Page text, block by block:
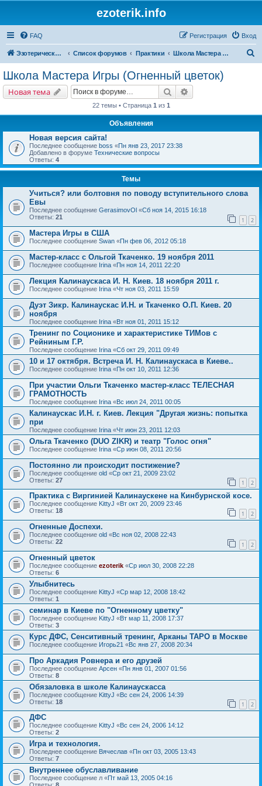
ezoterik.info
FAQ Вход
Регистрация
Эзотерический сайт Список форумов Практики Школа Мастера Игры (Огненный цветок)
Школа Мастера Игры (Огненный цветок)
Новая тема Поиск
22 темы • Страница 1 из 1
Объявления
Новая версия сайта!
Последнее сообщение boss «Пн янв 23, 2017 23:38
Добавлено в форуме Технические вопросы
Ответы: 4
Темы
Учиться? или болтовня по поводу вступительного слова
Евы
Последнее сообщение GerasimovOl «Сб ноя 14, 2015 16:18
Ответы: 21 1 2
Мастера Игры в США
Последнее сообщение Swan «Пн фев 06, 2012 05:18
Мастер-класс с Ольгой Ткаченко. 19 ноября 2011
Последнее сообщение Irina «Пн ноя 14, 2011 22:20
Лекция Калинаускаса И. Н. Киев. 18 ноября 2011 г.
Последнее сообщение Irina «Чт ноя 03, 2011 15:59
Дуэт Зикр. Калинаускас И.Н. и Ткаченко О.П. Киев. 20
ноября
Последнее сообщение Irina «Вт ноя 01, 2011 15:12
Тренинг по Соционике и характеристике ТИМов с
Рейниным Г.Р.
Последнее сообщение Irina «Сб окт 29, 2011 09:49
10 и 17 октября. Встреча И. Н. Калинаускаса в Киеве..
Последнее сообщение Irina «Пн окт 10, 2011 12:36
При участии Ольги Ткаченко мастер-класс ТЕЛЕСНАЯ
ГРАМОТНОСТЬ
Последнее сообщение Irina «Вс июл 24, 2011 00:05
Калинаускас И.Н. г. Киев. Лекция "Другая жизнь: попытка
при
Последнее сообщение Irina «Чт июн 23, 2011 12:03
Ольга Ткаченко (DUO ZIKR) и театр "Голос огня"
Последнее сообщение Irina «Ср июн 08, 2011 20:56
Постоянно ли происходит постижение?
Последнее сообщение old «Ср окт 21, 2009 23:02
Ответы: 27 1 2
Практика с Виргинией Калинаускене на Кинбурнской косе.
Последнее сообщение KittyJ «Вт окт 20, 2009 23:46
Ответы: 18 1 2
Огненные Доспехи.
Последнее сообщение old «Вс ноя 02, 2008 22:43
Ответы: 22 1 2
Огненный цветок
Последнее сообщение ezoterik «Ср июл 30, 2008 22:28
Ответы: 6
Улыбнитесь
Последнее сообщение KittyJ «Ср мар 12, 2008 18:42
Ответы: 1
семинар в Киеве по "Огненному цветку"
Последнее сообщение KittyJ «Вт мар 11, 2008 17:37
Ответы: 3
Курс ДФС, Сенситивный тренинг, Арканы ТАРО в Москве
Последнее сообщение Игорь21 «Вс янв 27, 2008 20:34
Про Аркадия Ровнера и его друзей
Последнее сообщение Арсен «Пн янв 01, 2007 01:56
Ответы: 8
Обязаловка в школе Калинаускасса
Последнее сообщение KittyJ «Вс сен 24, 2006 14:39
Ответы: 18 1 2
ДФС
Последнее сообщение KittyJ «Вс сен 24, 2006 14:12
Ответы: 2
Игра и технология.
Последнее сообщение Вячеслав «Пн окт 03, 2005 13:43
Ответы: 7
Внутреннее обуславливание
Последнее сообщение л «Пт май 13, 2005 04:16